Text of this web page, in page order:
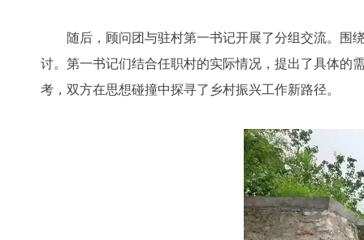
随后，顾问团与驻村第一书记开展了分组交流。围绕
讨。第一书记们结合任职村的实际情况，提出了具体的
考，双方在思想碰撞中探寻了乡村振兴工作新路径。